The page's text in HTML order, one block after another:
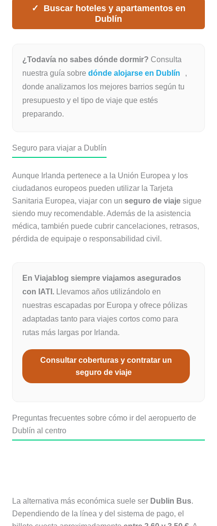
Buscar hoteles y apartamentos en
Dublín
¿Todavía no sabes dónde dormir? Consulta
nuestra guía sobre dónde alojarse en Dublín
,
donde analizamos los mejores barrios según tu
presupuesto y el tipo de viaje que estés
preparando.
Seguro para viajar a Dublín
Aunque Irlanda pertenece a la Unión Europea y los
ciudadanos europeos pueden utilizar la Tarjeta
Sanitaria Europea, viajar con un seguro de viajesigue
siendo muy recomendable. Además de la asistencia
médica, también puede cubrir cancelaciones, retrasos,
pérdida de equipaje o responsabilidad civil.
En Viajablog siempre viajamos asegurados
con IATI.Llevamos años utilizándolo en
nuestras escapadas por Europa y ofrece pólizas
adaptadas tanto para viajes cortos como para
rutas más largas por Irlanda.
Consultar coberturas y contratar un
seguro de viaje
Preguntas frecuentes sobre cómo ir del aeropuerto de
Dublín al centro
La alternativa más económica suele ser Dublin Bus.
Dependiendo de la línea y del sistema de pago, el